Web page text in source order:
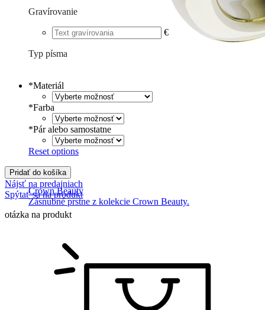
Crown Beauty
Zásnubné prstne z kolekcie Crown Beauty.
Gravírovanie
€
Typ písma
*Materiál
*Farba
*Pár alebo samostatne
Reset options
Pridať do košíka
Nájsť na predajniach
Spýtať sa na produkt
otázka na produkt